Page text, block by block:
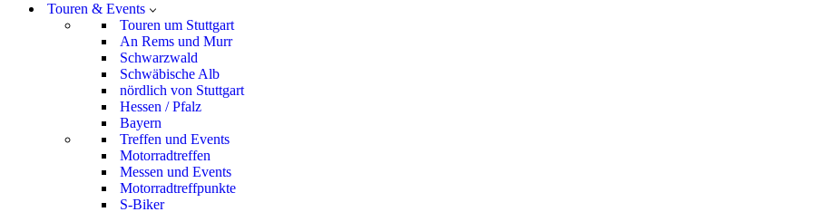
Touren & Events
Touren um Stuttgart
An Rems und Murr
Schwarzwald
Schwäbische Alb
nördlich von Stuttgart
Hessen / Pfalz
Bayern
Treffen und Events
Motorradtreffen
Messen und Events
Motorradtreffpunkte
S-Biker